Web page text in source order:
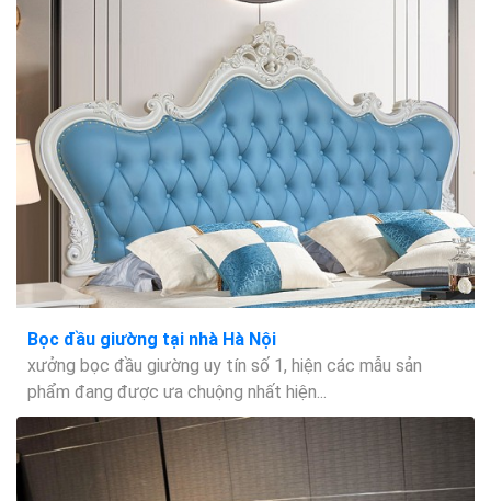
Bọc đầu giường tại nhà Hà Nội
xưởng bọc đầu giường uy tín số 1, hiện các mẫu sản
phẩm đang được ưa chuộng nhất hiện...